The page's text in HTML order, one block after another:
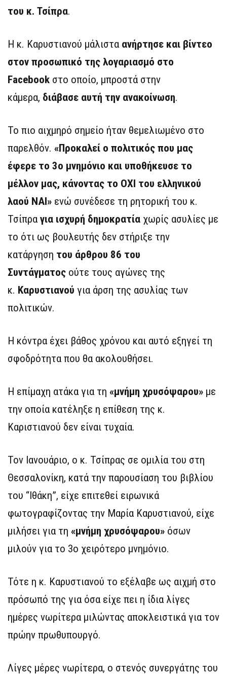
του κ. Τσίπρα.
Η κ. Καρυστιανού μάλιστα ανήρτησε και βίντεο
στον προσωπικό της λογαριασμό στο
Facebook στο οποίο, μπροστά στην
κάμερα, διάβασε αυτή την ανακοίνωση.
Το πιο αιχμηρό σημείο ήταν θεμελιωμένο στο
παρελθόν. «Προκαλεί ο πολιτικός που μας
έφερε το 3ο μνημόνιο και υποθήκευσε το
μέλλον μας, κάνοντας το ΟΧΙ του ελληνικού
λαού ΝΑΙ» ενώ συνέδεσε τη ρητορική του κ.
Τσίπρα για ισχυρή δημοκρατία χωρίς ασυλίες με
το ότι ως βουλευτής δεν στήριξε την
κατάργηση του άρθρου 86 του
Συντάγματος ούτε τους αγώνες της
κ. Καρυστιανού για άρση της ασυλίας των
πολιτικών.
Η κόντρα έχει βάθος χρόνου και αυτό εξηγεί τη
σφοδρότητα που θα ακολουθήσει.
Η επίμαχη ατάκα για τη «μνήμη χρυσόψαρου» με
την οποία κατέληξε η επίθεση της κ.
Καριστιανού δεν είναι τυχαία.
Τον Ιανουάριο, ο κ. Τσίπρας σε ομιλία του στη
Θεσσαλονίκη, κατά την παρουσίαση του βιβλίου
του “Ιθάκη”, είχε επιτεθεί ειρωνικά
φωτογραφίζοντας την Μαρία Καρυστιανού, είχε
μιλήσει για τη «μνήμη χρυσόψαρου» όσων
μιλούν για το 3ο χειρότερο μνημόνιο.
Τότε η κ. Καρυστιανού το εξέλαβε ως αιχμή στο
πρόσωπό της για όσα είχε πει η ίδια λίγες
ημέρες νωρίτερα μιλώντας αποκλειστικά για τον
πρώην πρωθυπουργό.
Λίγες μέρες νωρίτερα, ο στενός συνεργάτης του